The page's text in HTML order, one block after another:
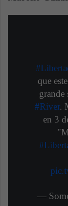
que
grande
#River.
en 3
—